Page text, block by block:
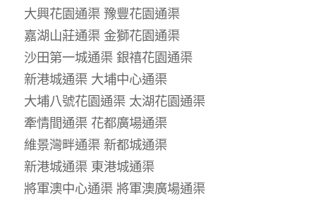
大興花園通渠 豫豐花園通渠
嘉湖山莊通渠 金獅花園通渠
沙田第一城通渠 銀禧花園通渠
新港城通渠 大埔中心通渠
大埔八號花園通渠 太湖花園通渠
牽情間通渠 花都廣場通渠
維景灣畔通渠 新都城通渠
新港城通渠 東港城通渠
將軍澳中心通渠 將軍澳廣場通渠